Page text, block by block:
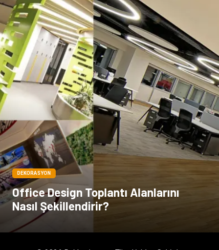
Çadır Kına Gecesi
Spor Malzemeleri Basın Yayın
Moda İthalat İhracat
Bakım
DEKORASYON
Office Design Toplantı Alanlarını
Nasıl Şekillendirir?